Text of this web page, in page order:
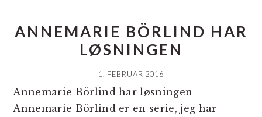
ANNEMARIE BÖRLIND HAR
LØSNINGEN
1. FEBRUAR 2016
Annemarie Börlind har løsningen
Annemarie Börlind er en serie, jeg har